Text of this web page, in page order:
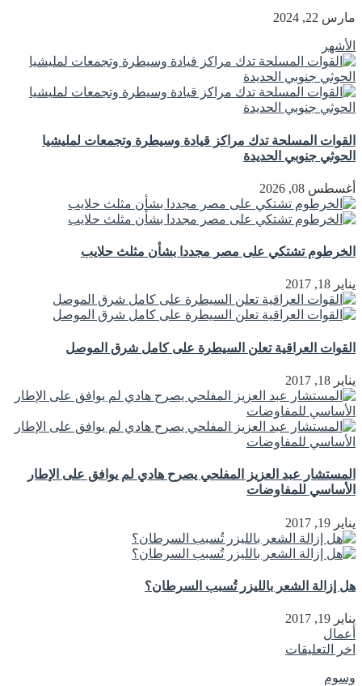
مارس 22, 2024
الأشهر
القوات المسلحة تدك مراكز قيادة وسيطرة وتجمعات لمليشيا
الحوثي جنوبي الحديدة
أغسطس 08, 2026
الخرطوم تشتكي على مصر مجددا بشأن مثلث حلايب
يناير 18, 2017
القوات العراقية تعلن السيطرة على كامل شرق الموصل
يناير 18, 2017
المستشار عبد العزيز المفلحي يصرح هادي لم يوافق على الإطار
الأساسي للمفاوضات
يناير 19, 2017
هل إزالة الشعر بالليزر تُسبب السرطان؟
يناير 19, 2017
أعمال
اخر التعليقات
وسوم